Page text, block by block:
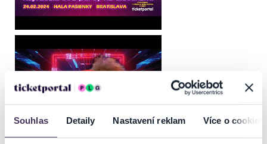
Souhlas Detaily Nastavení reklam Více o cookies
🚆 Pre dopravu na koncert vrelo odporúčame využiť vlaky ZSSK!
interpreti využijú vlak na prepravu z Bratislavy do Košíc. Nechajte
auto doma a pridajte sa k nám na vlakovú cestu plnú zábavy a hudby!
🚆